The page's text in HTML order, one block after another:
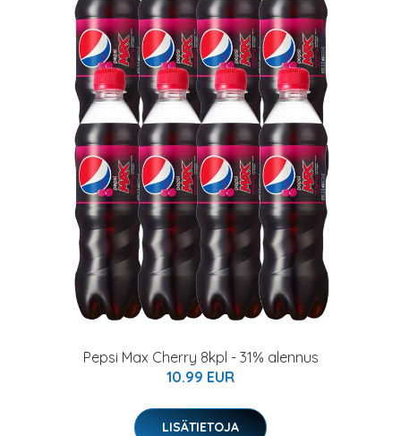
Pepsi Max Cherry 8kpl - 31% alennus
10.99 EUR
LISÄTIETOJA